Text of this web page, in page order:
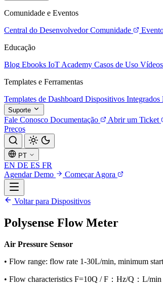
Comunidade e Eventos
Central do Desenvolvedor Comunidade
Educação
Blog Ebooks IoT Academy Casos de Uso Vídeos
Templates e Ferramentas
Templates de Dashboard Dispositivos Integrados
Suporte
Fale Conosco Documentação Abrir um Ticket
Preços
PT
EN DE ES FR
Agendar Demo
Começar Agora
Voltar para Dispositivos
Polysense Flow Meter
Air Pressure Sensor
• Flow range: flow rate 1-30L/min, minimum
• Flow characteristics F=10Q / F：Hz/Q：L/min